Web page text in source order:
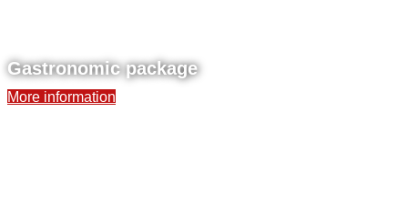
Gastronomic package
More information